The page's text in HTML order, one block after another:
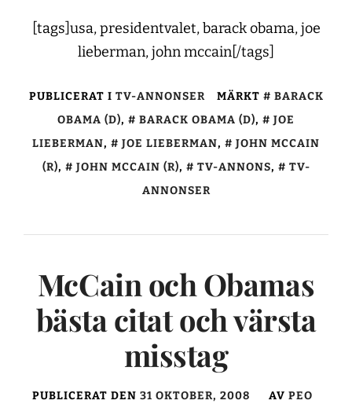
[tags]usa, presidentvalet, barack obama, joe
lieberman, john mccain[/tags]
PUBLICERAT I TV-ANNONSER MÄRKT
BARACK
OBAMA (D), BARACK OBAMA (D),
JOE
LIEBERMAN, JOE LIEBERMAN,
JOHN MCCAIN
(R), JOHN MCCAIN (R), TV-ANNONS,
TV-
ANNONSER
McCain och Obamas
bästa citat och värsta
misstag
PUBLICERAT DEN 31 OKTOBER, 2008 AV PEO